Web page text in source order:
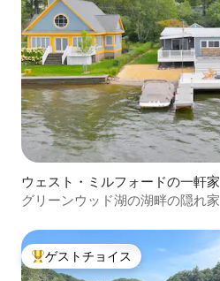
ウェスト・ミルフォードの一軒家
グリーンウッド湖の湖畔の隠れ家
大好評のゲストチョイスです。
ゲストチョイス